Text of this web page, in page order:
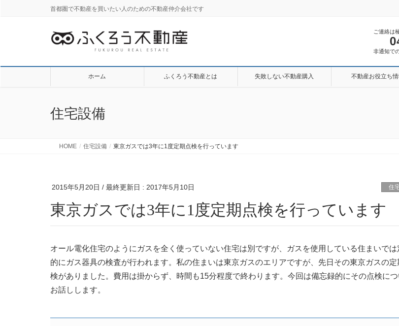
首都圏で不動産を買いたい人のための不動産仲介会社です
ご連絡は
非通知で
ホーム ふくろう不動産とは 失敗しない不動産購入 不動産お役立ち
住宅設備
HOME 住宅設備 東京ガスでは3年に1度定期点検を行っています
2015年5月20日 / 最終更新日 : 2017年5月10日 住
東京ガスでは3年に1度定期点検を行っています
オール電化住宅のようにガスを全く使っていない住宅は別ですが、ガスを使用している住まいでは
的にガス器具の検査が行われます。私の住まいは東京ガスのエリアですが、先日その東京ガスの定
検がありました。費用は掛からず、時間も15分程度で終わります。今回は備忘録的にその点検につ
お話しします。